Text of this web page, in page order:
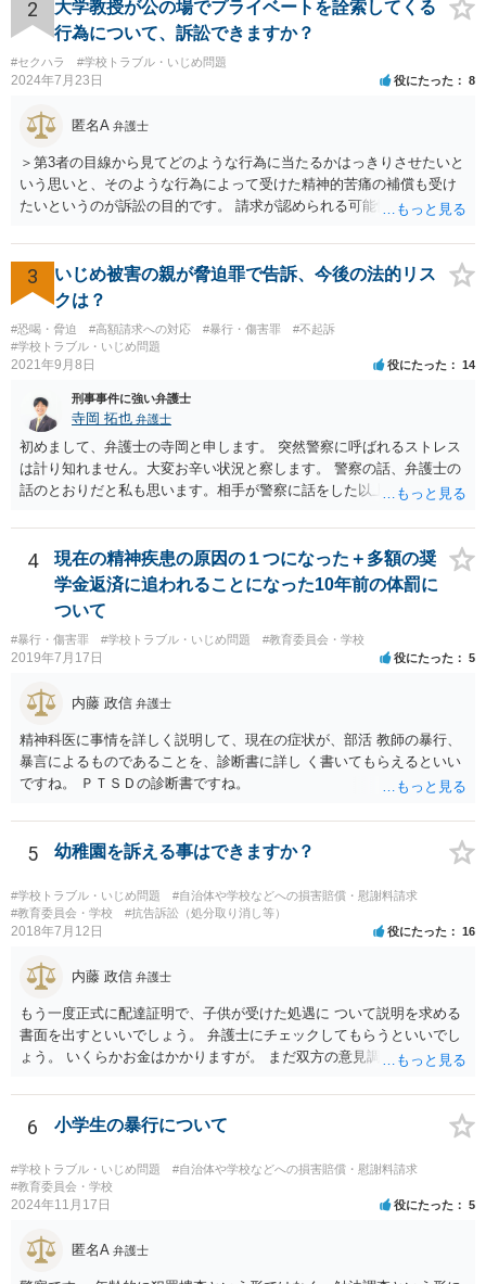
かがでしょうか。
2
大学教授が公の場でプライベートを詮索してくる
行為について、訴訟できますか？
#セクハラ #学校トラブル・いじめ問題
2024年7月23日 役にたった 8
匿名A 弁護士
＞第3者の目線から見てどのような行為に当たるかはっきりさせたいと
いう思いと、そのような行為によって受けた精神的苦痛の補償も受け
たいというのが訴訟の目的です。 請求が認められる可能性は低いかと
3
いじめ被害の親が脅迫罪で告訴、今後の法的リス
クは？
#恐喝・脅迫 #高額請求への対応 #暴行・傷害罪
#不起訴
#学校トラブル・いじめ問題
2021年9月8日 役にたった 14
刑事事件に強い弁護士
寺岡 拓也 弁護士
初めまして、弁護士の寺岡と申します。 突然警察に呼ばれるストレス
は計り知れません。大変お辛い状況と察します。 警察の話、弁護士の
話のとおりだと私も思います。相手が警察に話をした以上、警察も事
う（相手が警察にどう話してるかもわかりませんし）。 質問者様の発
言は脅迫罪に当たるような文言ではないかと思います。 私も含め、弁
護士は確定的なことが言えません。「絶対にない」とは言えないわけ
です。ですから質問者様も不安になってしまうのでしょう。ですが、
現実的に考えると本件は逮捕等になるような事案ではないかと思いま
すよ。 今までどおりの生活に戻っておいしいものを食べ、ゆっくりお
休みください。
4
現在の精神疾患の原因の１つになった＋多額の奨
学金返済に追われることになった10年前の体罰に
ついて
#暴行・傷害罪 #学校トラブル・いじめ問題 #教育委員会・学校
2019年7月17日 役にたった 5
内藤 政信 弁護士
精神科医に事情を詳しく説明して、現在の症状が、部活 教師の暴行、
暴言によるものであることを、診断書に詳し く書いてもらえるといい
ですね。 ＰＴＳＤの診断書ですね。
5 幼稚園を訴える事はできますか？
#学校トラブル・いじめ問題
#自治体や学校などへの損害賠償・慰謝料請求
#教育委員会・学校
#抗告訴訟（処分取り消し等）
2018年7月12日 役にたった 16
内藤 政信 弁護士
もう一度正式に配達証明で、子供が受けた処遇に ついて説明を求める
書面を出すといいでしょう。 弁護士にチェックしてもらうといいでし
ょう。 いくらかお金はかかりますが。 まだ双方の意見調整が必要です
6 小学生の暴行について
#学校トラブル・いじめ問題
#自治体や学校などへの損害賠償・慰謝料請求
#教育委員会・学校
2024年11月17日 役にたった 5
匿名A 弁護士